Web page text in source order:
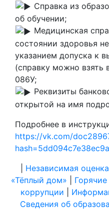
Справка из
об обучении;
Медицинская
состоянии здоровья
указанием допуска к
(справку можно
086У;
Реквизиты
открытой на имя
Подробнее в
https://vk.com/
Независимая
«Тёплый дом»
коррупции
Сведения об